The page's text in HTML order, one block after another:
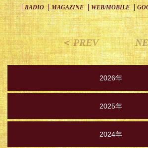
RADIO
MAGAZINE WEB/MOBILE
＜ PREV
2026年
2025年
2024年